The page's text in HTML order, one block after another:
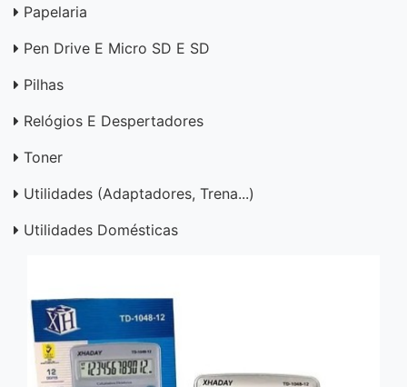
Papelaria
Pen Drive E Micro SD E SD
Pilhas
Relógios E Despertadores
Toner
Utilidades (adaptadores, Trena...)
Utilidades Domésticas